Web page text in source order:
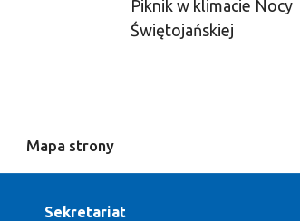
Piknik w klimacie Nocy
Świętojańskiej
Mapa strony
Sekretariat